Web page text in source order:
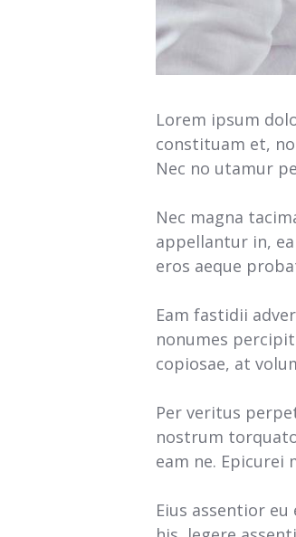
Lorem ipsum
constituam et,
Nec no utamur
Nec magna
appellantur in,
eros aeque
Eam fastidii
nonumes
copiosae, at
Per veritus
nostrum
eam ne. Epicurei
Eius assentior